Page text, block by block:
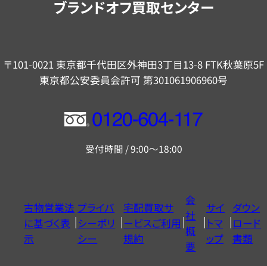
ブランドオフ買取センター
〒101-0021 東京都千代田区外神田3丁目13-8 FTK秋葉原5F
東京都公安委員会許可 第301061906960号
フ
ー
ヤ
ル
0120604117
受付時間 / 9:00～18:00
古物営業法
に基づく表
示
プライバ
シーポリ
シー
宅配買取サ
ービスご利用
規約
会
社
概
要
サイ
トマ
ップ
ダウン
ロード
書類